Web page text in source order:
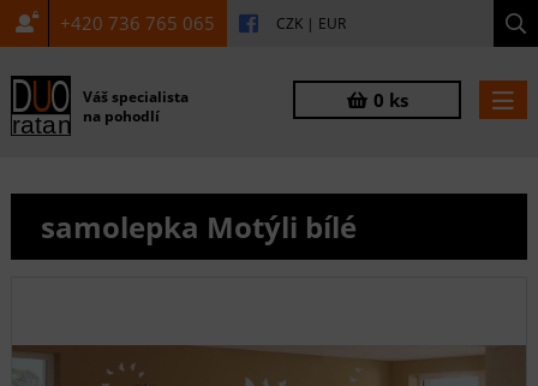
+420 736 765 065 CZK | EUR
Váš specialista
na pohodlí
0 ks
samolepka Motýli bílé